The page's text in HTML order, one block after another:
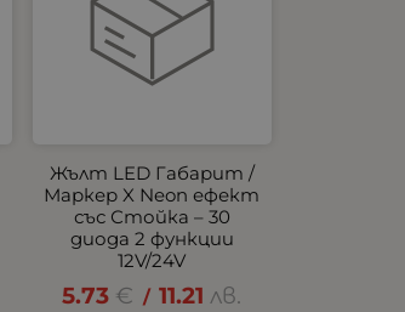
Жълт LED Габарит /
Маркер X Neon ефект
със Стойка – 30
диода 2 функции
12V/24V
5.73 € / 11.21 лв.